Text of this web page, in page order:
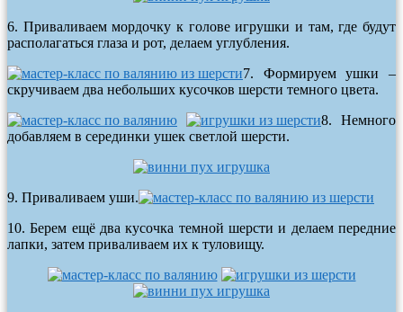
6. Приваливаем мордочку к голове игрушки и там, где будут
располагаться глаза и рот, делаем углубления.
7. Формируем ушки –
скручиваем два небольших кусочков шерсти темного цвета.
8. Немного
добавляем в серединки ушек светлой шерсти.
9. Приваливаем уши.
10. Берем ещё два кусочка темной шерсти и делаем передние
лапки, затем приваливаем их к туловищу.